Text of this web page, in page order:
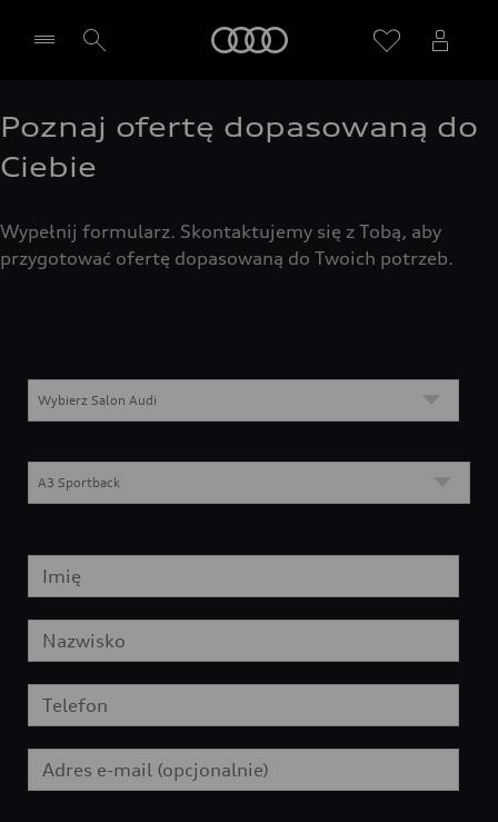
Wybierz Twojego Partnera Audi
Poznaj ofertę dopasowaną do
Ciebie
Wypełnij formularz. Skontaktujemy się z Tobą, aby
przygotować ofertę dopasowaną do Twoich potrzeb.